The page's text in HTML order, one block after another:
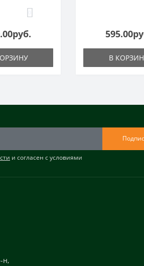
В
и согласен с условиями
н,